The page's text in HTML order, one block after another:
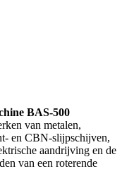
BAS-500
van metalen,
en CBN-slijpschijven,
aandrijving en de
van een roterende